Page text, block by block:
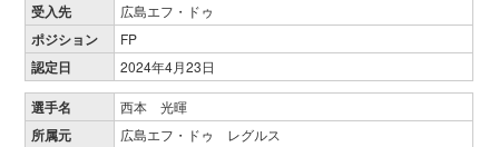
受入先 広島エフ・ドゥ
ポジション FP
認定日 2024年4月23日
選手名 西本 光暉
所属元 広島エフ・ドゥ レグルス